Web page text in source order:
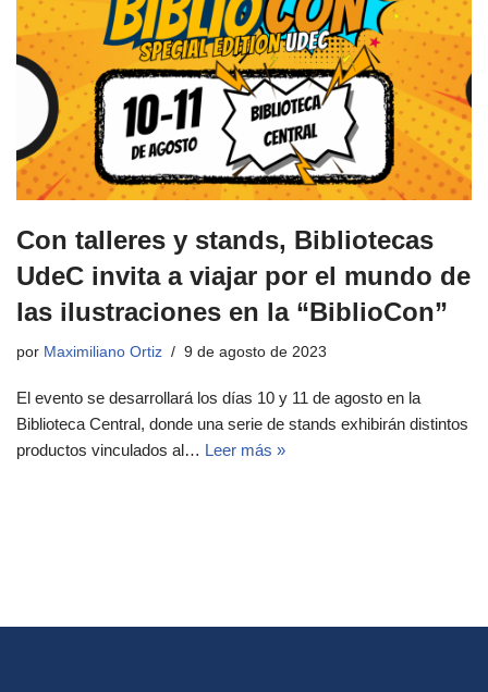
Con talleres y stands, Bibliotecas
UdeC invita a viajar por el mundo de
las ilustraciones en la “BiblioCon”
por Maximiliano Ortiz 9 de agosto de 2023
El evento se desarrollará los días 10 y 11 de agosto en la
Biblioteca Central, donde una serie de stands exhibirán distintos
productos vinculados al… Leer más »